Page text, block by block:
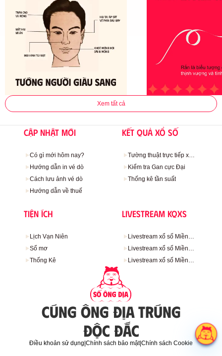
Xem tất cả
Cập nhật mới
Có gì mới hôm nay?
Hướng dẫn in vé dò
Cách lưu ảnh vé dò
Hướng dẫn về thuế
Kết quả xổ số
Tường thuật trực tiếp xổ
số
Kiểm tra Gan cực Đại
Thống kê tần suất
Tiện ích
Lịch Vạn Niên
Sổ mơ
Thống Kê
Livestream KQXS
Livestream xổ số Miền
Bắc
Livestream xổ số Miền
Trung
Livestream xổ số Miền
CÚNG ÔNG ĐỊA TRÚNG
ĐỘC ĐẮC
Điều khoản sử dụng Chính sách bảo mật Chính sách Cookie